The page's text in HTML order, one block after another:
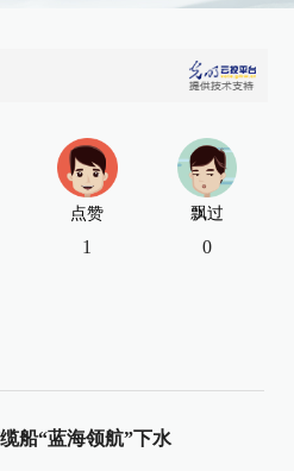
点赞
1
飘过
0
船“蓝海领航”下水